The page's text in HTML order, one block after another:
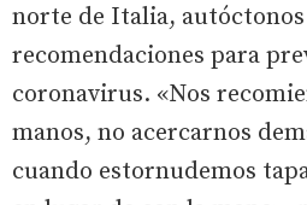
norte de Italia,
recomendaciones para
coronavirus. «Nos
manos, no acercarnos
cuando estornudemos